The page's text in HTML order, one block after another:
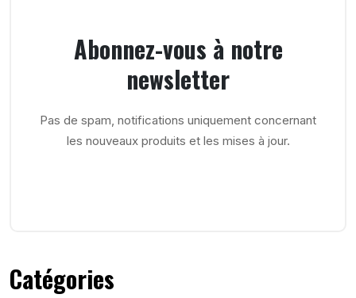
Abonnez-vous à notre
newsletter
Pas de spam, notifications uniquement concernant
les nouveaux produits et les mises à jour.
Catégories